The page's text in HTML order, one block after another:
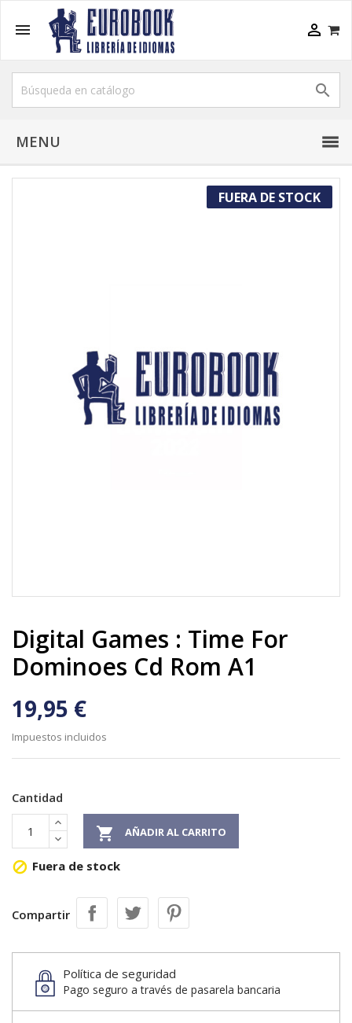
 

MENU
FUERA DE STOCK
Digital Games : Time For
Dominoes Cd Rom A1
19,95 €
Impuestos incluidos
Cantidad
 AÑADIR AL CARRITO
 Fuera de stock
Compartir
Política de seguridad
Pago seguro a través de pasarela bancaria